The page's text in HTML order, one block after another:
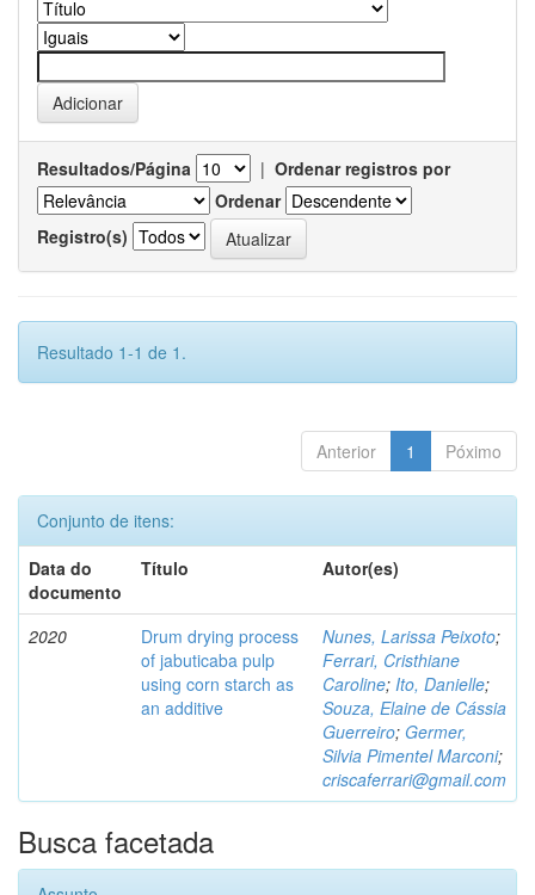
Resultados/Página | Ordenar registros por
Ordenar
Registro(s)
Resultado 1-1 de 1.
Anterior 1 Póximo
Conjunto de itens:
Data do
documento
Título Autor(es)
2020
Drum drying process
of jabuticaba pulp
using corn starch as
an additive
Nunes, Larissa Peixoto;
Ferrari, Cristhiane
Caroline; Ito, Danielle;
Souza, Elaine de Cássia
Guerreiro; Germer,
Silvia Pimentel Marconi;
criscaferrari@gmail.com
Busca facetada